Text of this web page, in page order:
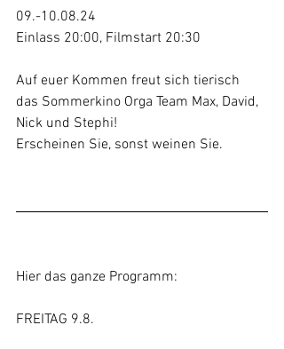
09.-10.08.24
Einlass 20:00, Filmstart 20:30
Auf euer Kommen freut sich tierisch
das Sommerkino Orga Team Max, David,
Nick und Stephi!
Erscheinen Sie, sonst weinen Sie.
Hier das ganze Programm:
FREITAG 9.8.